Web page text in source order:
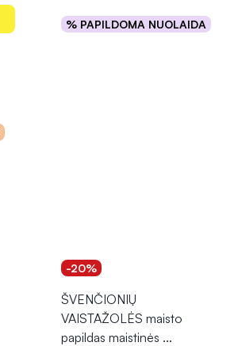
% PAPILDOMA NUOLAIDA
Į krepšelį
-20%
ŠVENČIONIŲ
VAISTAŽOLĖS maisto
papildas maistinės ...